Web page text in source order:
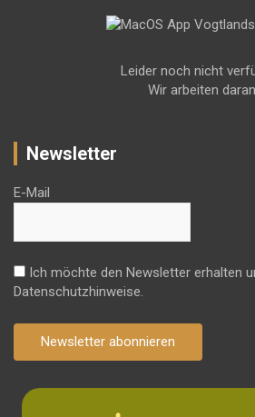
Leider noch nicht
Wir arbeiten
Newsletter
E-Mail
Ich möchte den Newsletter erhalten
Datenschutzhinweise.
Newsletter abonnieren